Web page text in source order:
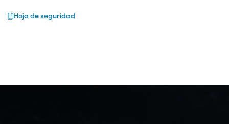
Hoja de seguridad